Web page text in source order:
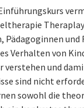
Pädagoginnen und
Verhalten von
verstehen und
sind nicht
sowohl die